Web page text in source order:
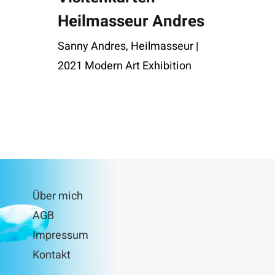
Heilmasseur Andres
Sanny Andres, Heilmasseur |
2021 Modern Art Exhibition
Über mich
AGB
Impressum
Kontakt